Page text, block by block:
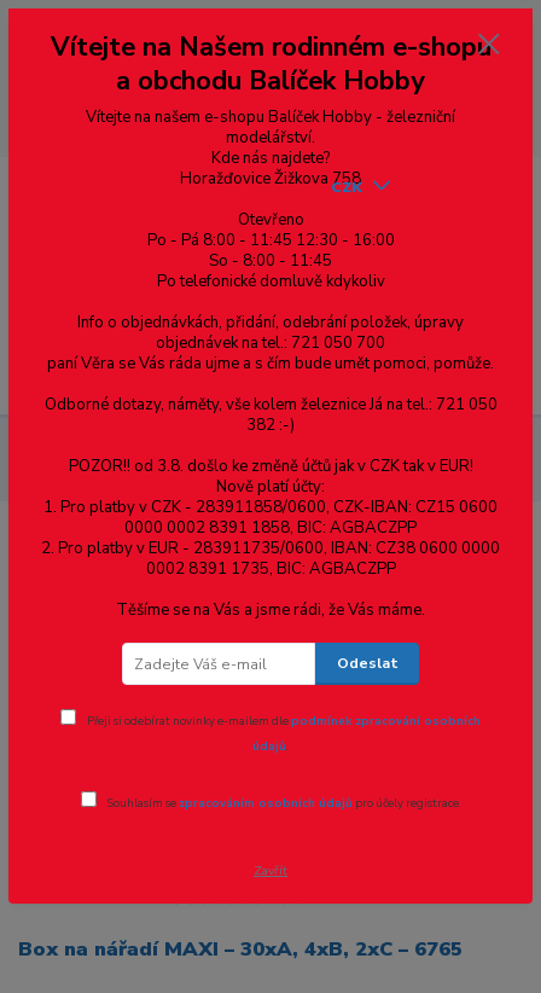
--- pro zákazníky ze Slovenska a jiných zemí, pokud chcete platit v eurech
přepněte si e-shop na euro 💶 pro přepočet měny - pravý horní roh ---
dobírky – pokud si z nějakého důvodu zásilku nevyzvednete, bude po
domluvě zaslána znovu s opětovnou platbou za poštovné, v opačném
případě bude zrušena a účet přidán na blacklist a rušeny následující
objednávky.
Menu
CZK
Box na nářadí MAXI – 30xA, 4xB, 2xC –
Box na nářadí MAXI – 30xA, 4xB, 2xC – 6765
Vítejte na Našem rodinném e-shopu
a obchodu Balíček Hobby
Vítejte na našem e-shopu Balíček Hobby - železniční
modelářství.
Kde nás najdete?
Horažďovice Žižkova 758
Otevřeno
Po - Pá 8:00 - 11:45 12:30 - 16:00
So - 8:00 - 11:45
Po telefonické domluvě kdykoliv
Info o objednávkách, přidání, odebrání položek, úpravy
objednávek na tel.: 721 050 700
paní Věra se Vás ráda ujme a s čím bude umět pomoci, pomůže.
Odborné dotazy, náměty, vše kolem železnice Já na tel.: 721 050
382 :-)
POZOR!! od 3.8. došlo ke změně účtů jak v CZK tak v EUR!
Nově platí účty:
1. Pro platby v CZK - 283911858/0600, CZK-IBAN: CZ15 0600
0000 0002 8391 1858, BIC: AGBACZPP
2. Pro platby v EUR - 283911735/0600, IBAN: CZ38 0600 0000
0002 8391 1735, BIC: AGBACZPP
Těšíme se na Vás a jsme rádi, že Vás máme.
Odeslat
Přeji si odebírat novinky e-mailem dlepodmínek zpracování osobních
údajů.
Souhlasím se zpracováním osobních údajů pro účely registrace.
Zavřít